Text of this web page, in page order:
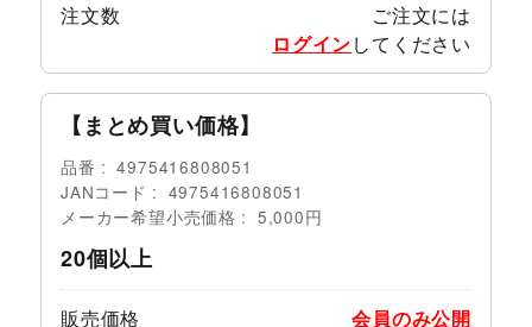
注文数
ご注文には
ログインしてください
【まとめ買い価格】
品番
4975416808051
JANコード
4975416808051
メーカー希望小売価格
5,000円
20個以上
販売価格 会員のみ公開